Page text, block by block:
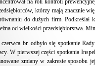
na roli kontroli
którzy mają znacznie
do dużych firm. Podkreślał
od wielkości przedsiębiorstwa.
czerwca br. odbyło się spotkanie
W pierwszej części spotkania
zmiany w zakresie sposobu